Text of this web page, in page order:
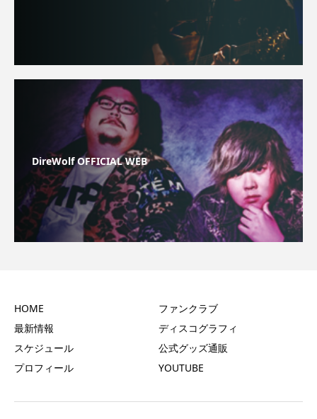
DireWolf OFFICIAL WEB
HOME
最新情報
スケジュール
プロフィール
ファンクラブ
ディスコグラフィ
公式グッズ通販
YOUTUBE